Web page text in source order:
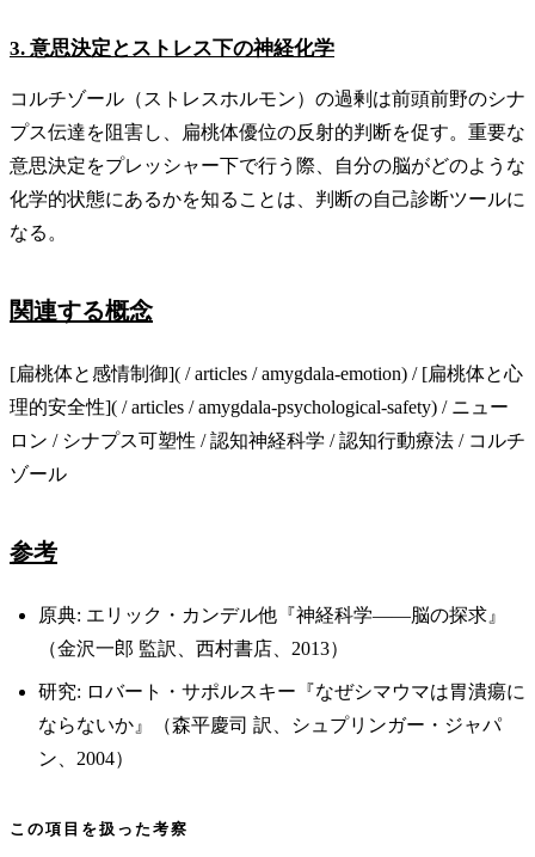
3. 意思決定とストレス下の神経化学
コルチゾール（ストレスホルモン）の過剰は前頭前野のシナ
プス伝達を阻害し、扁桃体優位の反射的判断を促す。重要な
意思決定をプレッシャー下で行う際、自分の脳がどのような
化学的状態にあるかを知ることは、判断の自己診断ツールに
なる。
関連する概念
[扁桃体と感情制御]( / articles / amygdala-emotion) / [扁桃体と心
理的安全性]( / articles / amygdala-psychological-safety) / ニュー
ロン / シナプス可塑性 / 認知神経科学 / 認知行動療法 / コルチ
ゾール
参考
原典: エリック・カンデル他『神経科学——脳の探求』
（金沢一郎 監訳、西村書店、2013）
研究: ロバート・サポルスキー『なぜシマウマは胃潰瘍に
ならないか』（森平慶司 訳、シュプリンガー・ジャパ
ン、2004）
この項目を扱った考察